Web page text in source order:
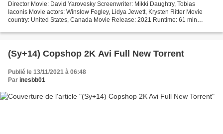
Director Movie: David Yarovesky Screenwriter: Mikki Daughtry, Tobias
Iaconis Movie actors: Winslow Fegley, Lidya Jewett, Krysten Ritter Movie
country: United States, Canada Movie Release: 2021 Runtime: 61 min
(Sy+14) Copshop 2K Avi Full New Torrent
Publié le 13/11/2021 à 06:48
Par inesbb01